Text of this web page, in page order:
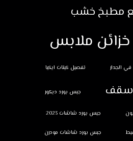
مطبخ خشب
ملابس
الجدار تفصيل كبتات ايكيا
جبس بورد ديكور
جبس بورد شاشات 2023
جبس بورد شاشات مودرن